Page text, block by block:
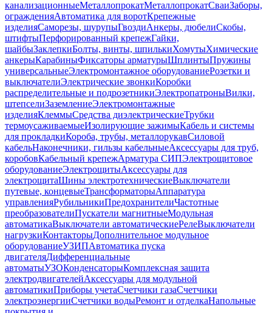
канализационныеМеталлопрокатМеталлопрокатСваиЗаборы,
огражденияАвтоматика для воротКрепежные
изделияСаморезы, шурупыГвоздиАнкеры, дюбелиСкобы,
штифтыПерфорированный крепежГайки,
шайбыЗаклепкиБолты, винты, шпилькиХомутыХимические
анкерыКарабиныФиксаторы арматурыШплинтыПружины
универсальныеЭлектромонтажное оборудованиеРозетки и
выключателиЭлектрические звонкиКоробки
распределительные и подрозетникиЭлектропатроныВилки,
штепселиЗаземлениеЭлектромонтажные
изделияКлеммыСредства диэлектрическиеТрубки
термоусаживаемыеИзолирующие зажимыКабель и системы
для прокладкиКороба, трубы, металлорукавСиловой
кабельНаконечники, гильзы кабельныеАксессуары для труб,
коробовКабельный крепежАрматура СИПЭлектрощитовое
оборудованиеЭлектрощитыАксессуары для
электрощитаШины электротехническиеВыключатели
путевые, концевыеТрансформаторыАппаратура
управленияРубильникиПредохранителиЧастотные
преобразователиПускатели магнитныеМодульная
автоматикаВыключатели автоматическиеРелеВыключатели
нагрузкиКонтакторыДополнительное модульное
оборудованиеУЗИПАвтоматика пуска
двигателяДифференциальные
автоматыУЗОКонденсаторыКомплексная защита
электродвигателейАксессуары для модульной
автоматикиПриборы учетаСчетчики газаСчетчики
электроэнергииСчетчики водыРемонт и отделкаНапольные